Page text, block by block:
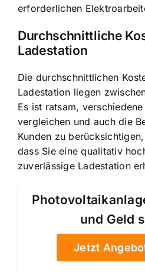
erforderlichen
Durchschnittliche
Ladestation
Die durchschnittlichen
Ladestation liegen
Es ist ratsam,
vergleichen und auch die
Kunden zu
dass Sie eine qualitativ
zuverlässige Ladestation
und Geld
Jetzt